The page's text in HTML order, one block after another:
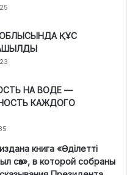
ҚҰС
НА ВОДЕ —
КАЖДОГО
книга «Әділетті
сөз», в которой собраны